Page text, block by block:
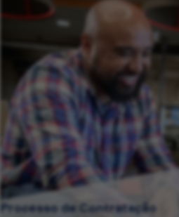
Processo de Contratação